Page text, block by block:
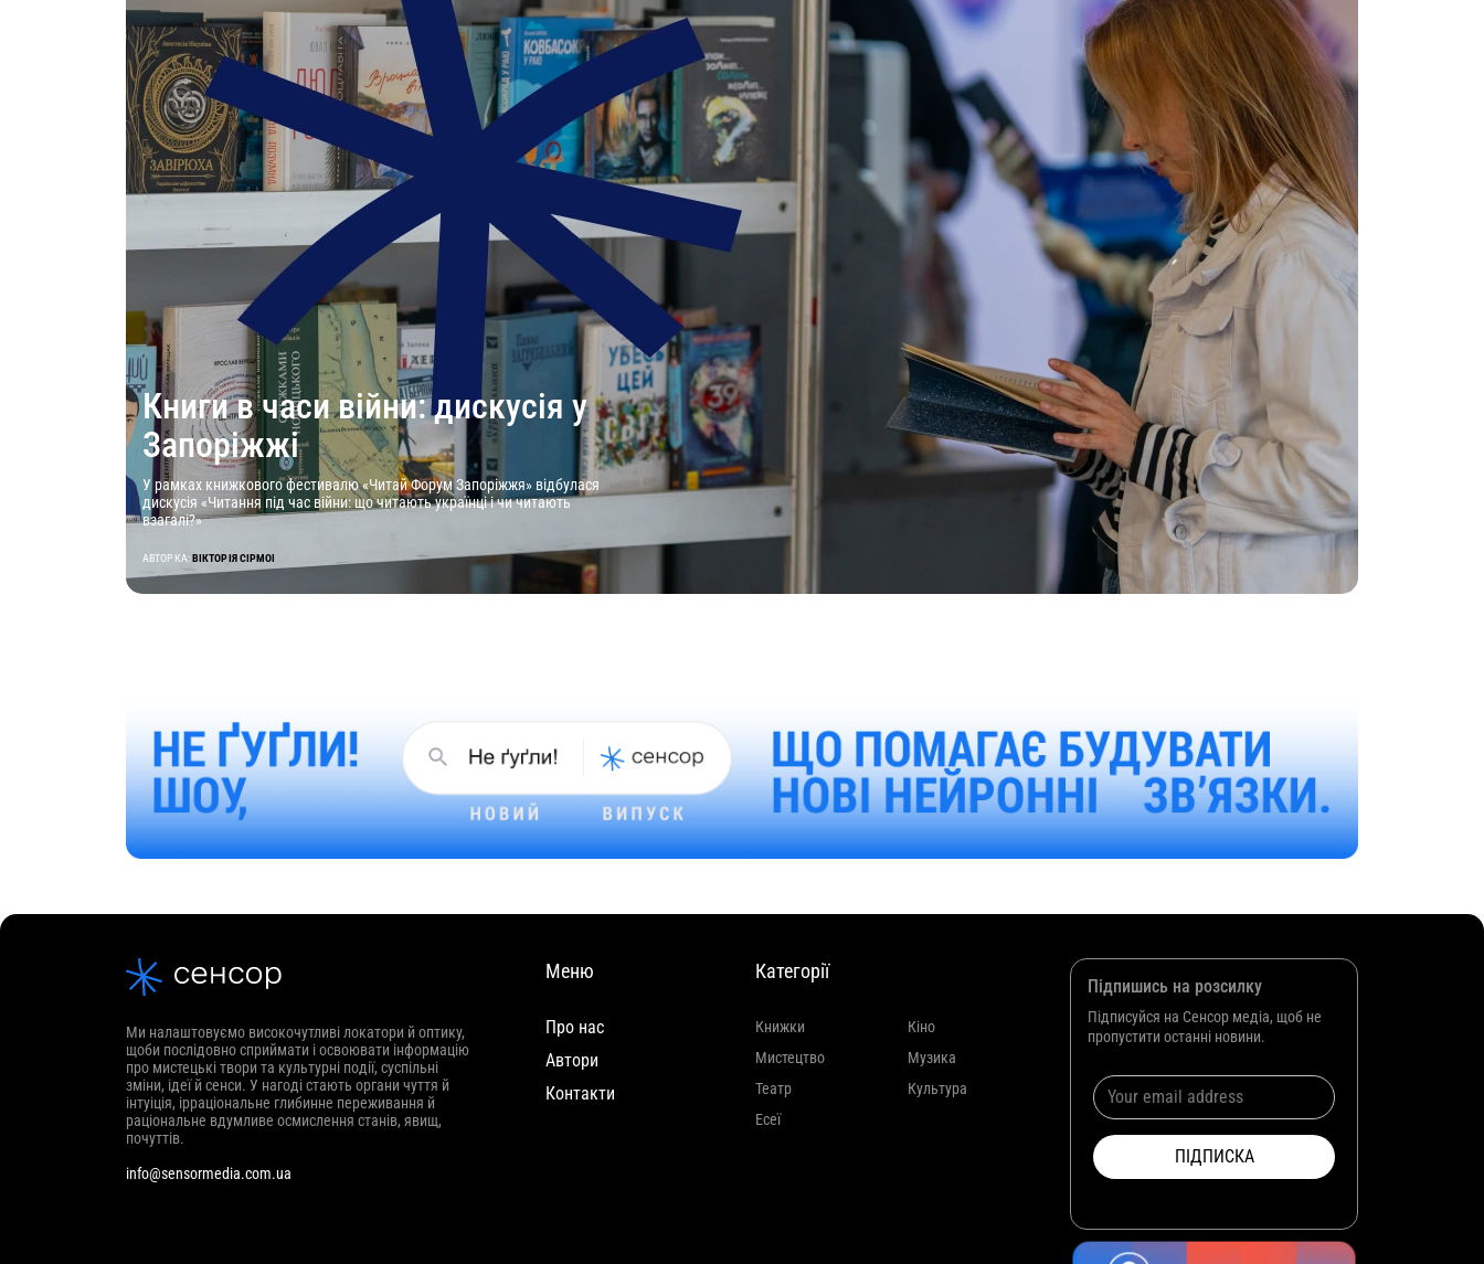
Книги в часи війни: дискусія у
Запоріжжі
У рамках книжкового фестивалю «Читай Форум Запоріжжя» відбулася
дискусія «Читання під час війни: що читають українці і чи читають
взагалі?»
АВТОРКА:ВІКТОРІЯ СІРМОІ
Ми налаштовуємо високочутливі локатори й оптику,
щоби послідовно сприймати і освоювати інформацію
про мистецькі твори та культурні події, суспільні
зміни, ідеї й сенси. У нагоді стають органи чуття й
інтуіція, ірраціональне глибинне переживання й
раціональне вдумливе осмислення станів, явищ,
почуттів.
info@sensormedia.com.ua
Меню
Про нас
Автори
Контакти
Категорії
Книжки
Мистецтво
Театр
Есеї
Кіно
Музика
Культура
Підпишись на розсилку
Підписуйся на Сенсор медіа, щоб не
пропустити останні новини.